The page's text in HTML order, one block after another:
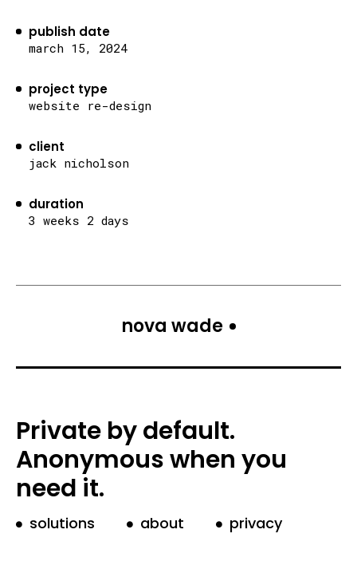
publish date
march 15, 2024
project type
website re-design
client
jack nicholson
duration
3 weeks 2 days
nova wade
Private by default.
Anonymous when you
need it.
solutions about privacy